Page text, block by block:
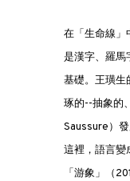
在「生命線」
是漢字、羅馬
基礎。王璜生
琢的--抽象的
Saussure）
這裡，語言變
「游·象」（